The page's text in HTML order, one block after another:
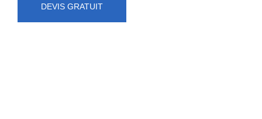
DEVIS GRATUIT